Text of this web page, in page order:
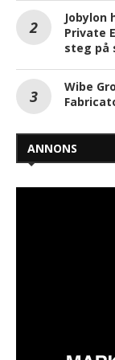
Private
steg på
Wibe
ANNONS